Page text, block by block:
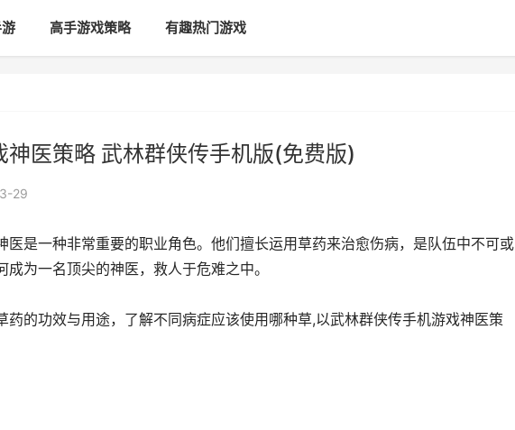
高手游戏策略 有趣热门游戏
神医策略 武林群侠传手机版(免费版)
29
医是一种非常重要的职业角色。他们擅长运用草药来治愈伤病，是队伍中不可或
为一名顶尖的神医，救人于危难之中。
药的功效与用途，了解不同病症应该使用哪种草,以武林群侠传手机游戏神医策